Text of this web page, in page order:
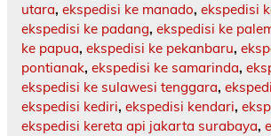
utara, ekspedisi ke manado, ekspedisi
ekspedisi ke padang, ekspedisi ke
ke papua, ekspedisi ke pekanbaru,
pontianak, ekspedisi ke samarinda,
ekspedisi ke sulawesi tenggara,
ekspedisi kediri, ekspedisi kendari,
ekspedisi kereta api jakarta surabaya,